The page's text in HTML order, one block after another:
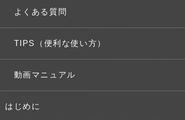
よくある質問
TIPS（便利な使い方）
動画マニュアル
はじめに